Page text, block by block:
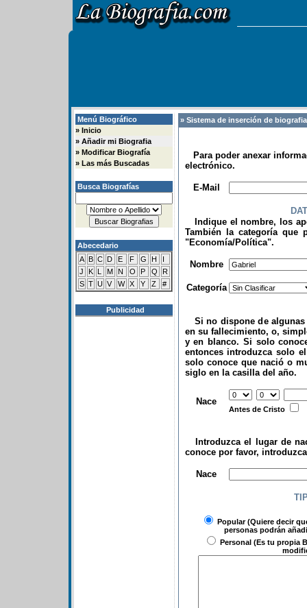
Menú Biográfico
» Inicio
» Añadir mi Biografia
» Modificar Biografía
» Las más Buscadas
Busca Biografías
Abecedario
A B C D E F G H
I
J
K L M N O P Q
R
S T U V W X Y Z #
Publicidad
» Sistema de inserción de
Para poder anexar
electrónico.
E-Mail
Indique el nombre, los
También la categoría que
"Economía/Política".
Nombre
Categoría
Si no dispone de algunas
en su fallecimiento, o,
y en blanco. Si solo
entonces introduzca solo
solo conoce que nació o
siglo en la casilla del año.
Nace
Antes de Cristo
Introduzca el lugar de
conoce por favor,
Nace
Popular(Quiere decir
personas podrán
Personal (Es tu propia